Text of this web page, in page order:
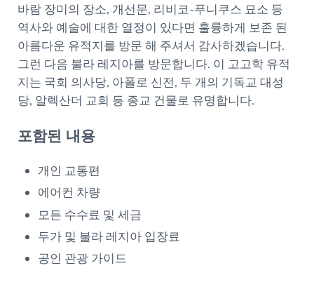
바람 장미의 장소, 개선문, 리비코-푸니쿠스 묘소 등
역사와 예술에 대한 열정이 있다면 훌륭하게 보존 된
아름다운 유적지를 방문 해 주셔서 감사하겠습니다.
그런 다음 불라 레지아를 방문합니다. 이 고고학 유적
지는 국회 의사당, 아폴로 신전, 두 개의 기독교 대성
당, 알렉산더 교회 등 종교 건물로 유명합니다.
포함된 내용
개인 교통편
에어컨 차량
모든 수수료 및 세금
두가 및 불라 레지아 입장료
공인 관광 가이드